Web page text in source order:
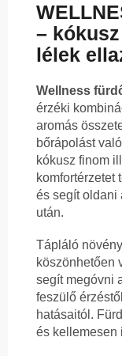
–
lélek
Wellness
érzéki
aromás
bőrápolást
kókusz finom
komfortérzetet
és segít oldani
után.
Tápláló
köszönhetően
segít megóvni
feszülő
hatásaitól.
és kellemesen